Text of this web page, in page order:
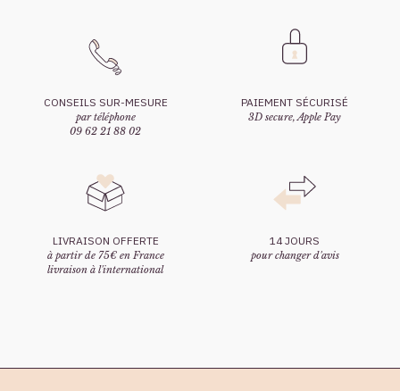
CONSEILS SUR-MESURE
par téléphone
09 62 21 88 02
PAIEMENT SÉCURISÉ
3D secure, Apple Pay
LIVRAISON OFFERTE
à partir de 75€ en France
livraison à l'international
14 JOURS
pour changer d'avis